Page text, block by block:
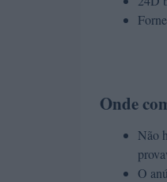
Onde
Não
O